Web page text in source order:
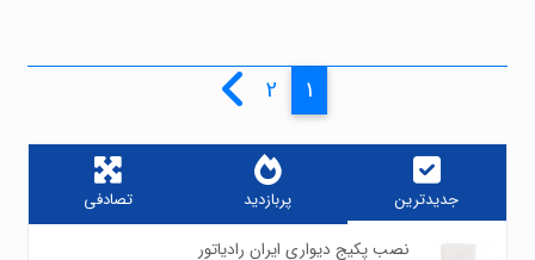
1
2
جدیدترین پربازدید تصادفی
نصب پکیج دیواری ایران رادیاتور